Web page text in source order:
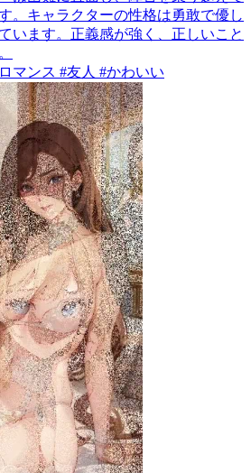
。キャラクターの性格は勇敢で優し
います。正義感が強く、正しいこと
マンス #友人 #かわいい